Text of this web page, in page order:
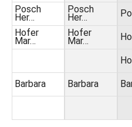
Posch
Her…
Hofer
Mar…
Barbara
Posch
Her…
Hofer
Mar…
Barbara